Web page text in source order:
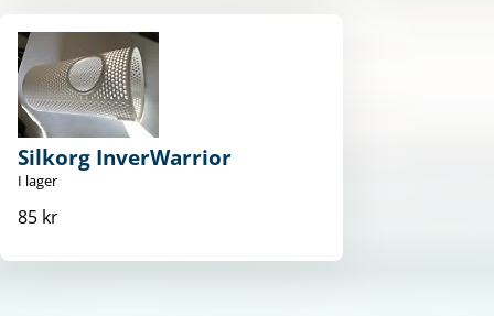
Silkorg InverWarrior
I lager
85 kr